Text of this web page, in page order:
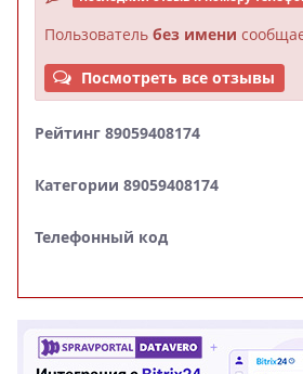
Пользователь без имени
Посмотреть все отзывы
Рейтинг 89059408174
Категории 89059408174
Телефонный код